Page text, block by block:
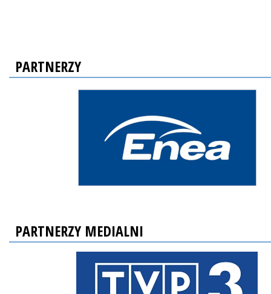
PARTNERZY
PARTNERZY MEDIALNI